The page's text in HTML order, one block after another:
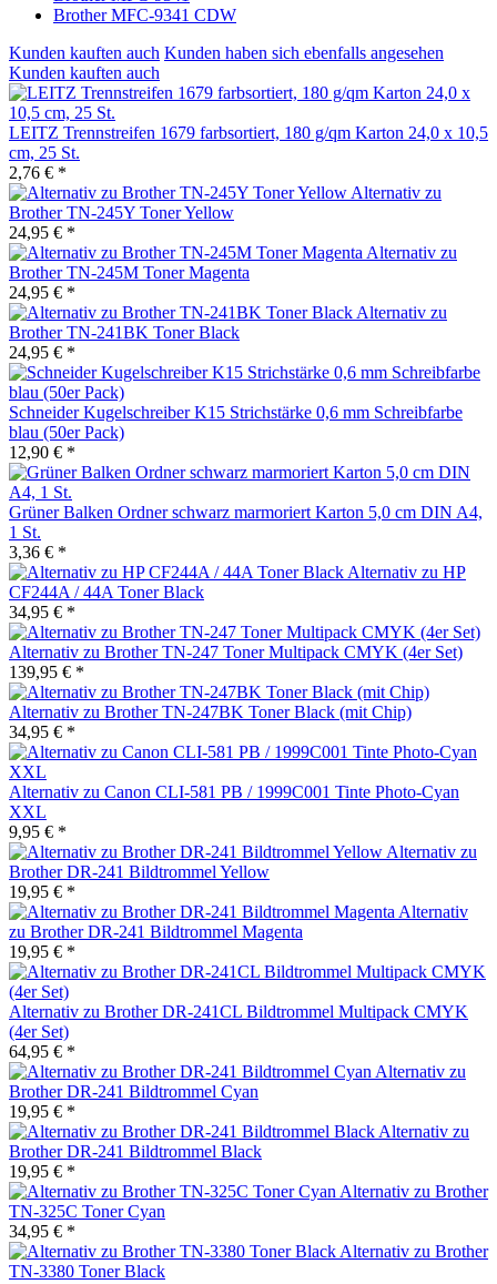
Brother MFC-9341 CDW
Kunden kauften auch Kunden haben sich ebenfalls angesehen
Kunden kauften auch
LEITZ Trennstreifen 1679 farbsortiert, 180 g/qm Karton 24,0 x 10,5
cm, 25 St.
2,76 € *
Alternativ zu
Brother TN-245Y Toner Yellow
24,95 € *
Alternativ zu
Brother TN-245M Toner Magenta
24,95 € *
Alternativ zu
Brother TN-241BK Toner Black
24,95 € *
Schneider Kugelschreiber K15 Strichstärke 0,6 mm Schreibfarbe
blau (50er Pack)
12,90 € *
Grüner Balken Ordner schwarz marmoriert Karton 5,0 cm DIN A4,
1 St.
3,36 € *
Alternativ zu HP
CF244A / 44A Toner Black
34,95 € *
Alternativ zu Brother TN-247 Toner Multipack CMYK (4er Set)
139,95 € *
Alternativ zu Brother TN-247BK Toner Black (mit Chip)
34,95 € *
Alternativ zu Canon CLI-581 PB / 1999C001 Tinte Photo-Cyan
XXL
9,95 € *
Alternativ zu
Brother DR-241 Bildtrommel Yellow
19,95 € *
Alternativ
zu Brother DR-241 Bildtrommel Magenta
19,95 € *
Alternativ zu Brother DR-241CL Bildtrommel Multipack CMYK
(4er Set)
64,95 € *
Alternativ zu
Brother DR-241 Bildtrommel Cyan
19,95 € *
Alternativ zu
Brother DR-241 Bildtrommel Black
19,95 € *
Alternativ zu Brother
TN-325C Toner Cyan
34,95 € *
Alternativ zu Brother
TN-3380 Toner Black